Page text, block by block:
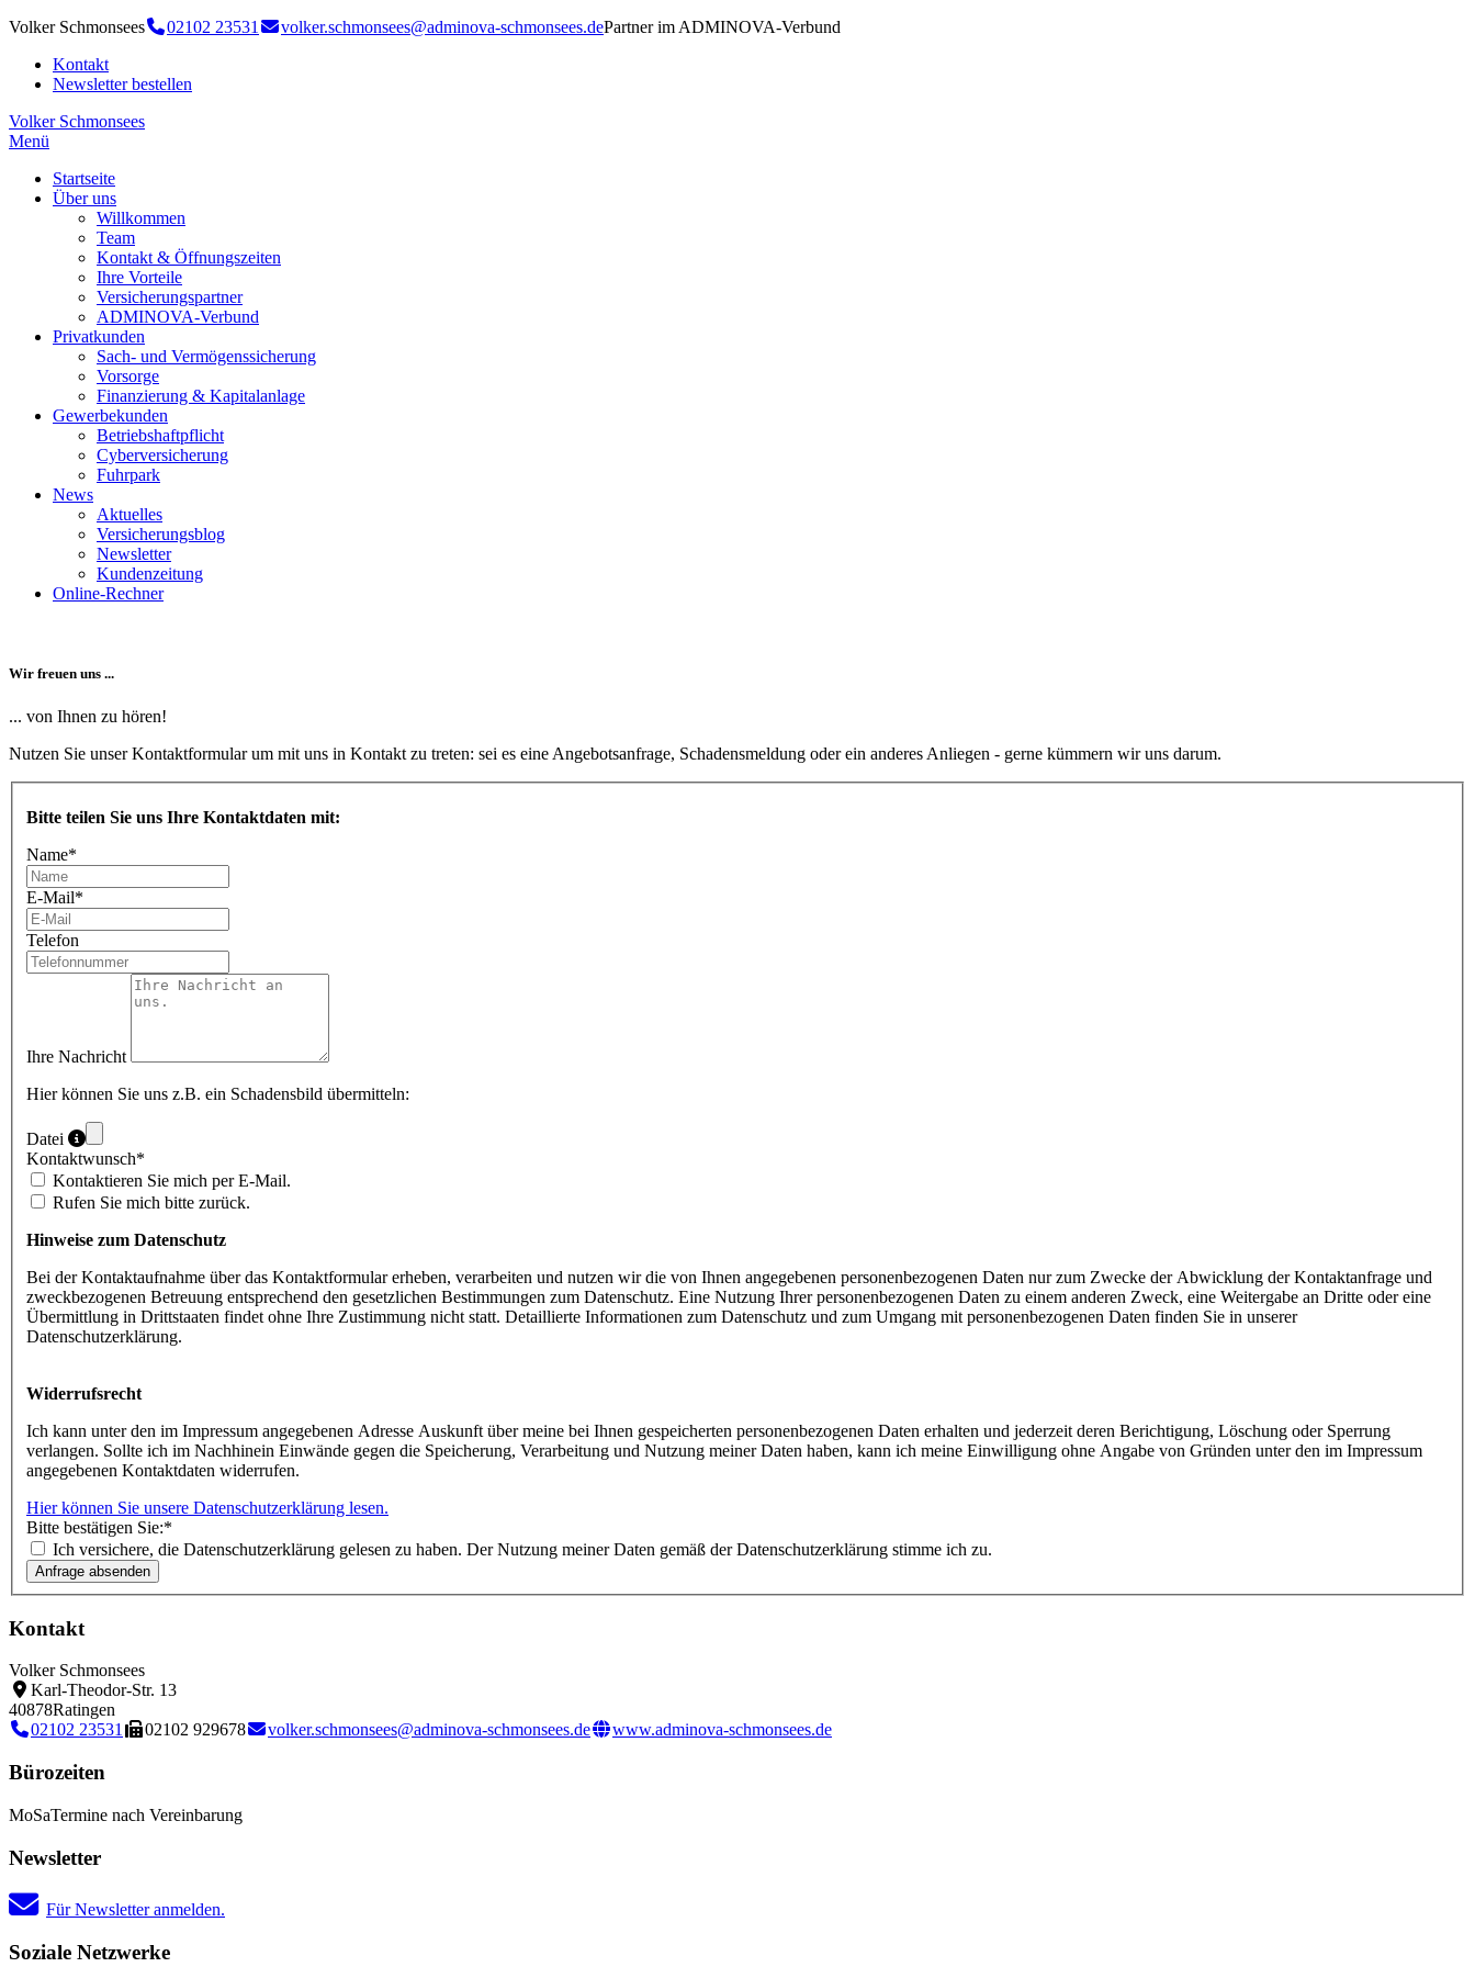
Volker Schmonsees 02102 23531 volker.schmonsees@adminova-schmonsees.dePartner im ADMINOVA-Verbund
Kontakt
Newsletter bestellen
Volker Schmonsees
Menü
Startseite
Über uns
Willkommen
Team
Kontakt & Öffnungszeiten
Ihre Vorteile
Versicherungspartner
ADMINOVA-Verbund
Privatkunden
Sach- und Vermögenssicherung
Vorsorge
Finanzierung & Kapitalanlage
Gewerbekunden
Betriebshaftpflicht
Cyberversicherung
Fuhrpark
News
Aktuelles
Versicherungsblog
Newsletter
Kundenzeitung
Online-Rechner
Wir freuen uns ...
... von Ihnen zu hören!
Nutzen Sie unser Kontaktformular um mit uns in Kontakt zu treten: sei es eine Angebotsanfrage, Schadensmeldung oder ein anderes Anliegen - gerne kümmern wir uns darum.
Bitte teilen Sie uns Ihre Kontaktdaten mit:
Name*
E-Mail*
Telefon
Ihre Nachricht
Hier können Sie uns z.B. ein Schadensbild übermitteln:
Datei
Kontaktwunsch*
Kontaktieren Sie mich per E-Mail.
Rufen Sie mich bitte zurück.
Hinweise zum Datenschutz
Bei der Kontaktaufnahme über das Kontaktformular erheben, verarbeiten und nutzen wir die von Ihnen angegebenen personenbezogenen Daten nur zum Zwecke der Abwicklung der Kontaktanfrage und
zweckbezogenen Betreuung entsprechend den gesetzlichen Bestimmungen zum Datenschutz. Eine Nutzung Ihrer personenbezogenen Daten zu einem anderen Zweck, eine Weitergabe an Dritte oder eine
Übermittlung in Drittstaaten findet ohne Ihre Zustimmung nicht statt. Detaillierte Informationen zum Datenschutz und zum Umgang mit personenbezogenen Daten finden Sie in unserer
Datenschutzerklärung.
Widerrufsrecht
Ich kann unter den im Impressum angegebenen Adresse Auskunft über meine bei Ihnen gespeicherten personenbezogenen Daten erhalten und jederzeit deren Berichtigung, Löschung oder Sperrung
verlangen. Sollte ich im Nachhinein Einwände gegen die Speicherung, Verarbeitung und Nutzung meiner Daten haben, kann ich meine Einwilligung ohne Angabe von Gründen unter den im Impressum
angegebenen Kontaktdaten widerrufen.
Hier können Sie unsere Datenschutzerklärung lesen.
Bitte bestätigen Sie:*
Ich versichere, die Datenschutzerklärung gelesen zu haben. Der Nutzung meiner Daten gemäß der Datenschutzerklärung stimme ich zu.
Kontakt
Volker Schmonsees
Karl-Theodor-Str. 13
40878Ratingen
02102 23531
02102 929678 volker.schmonsees@adminova-schmonsees.de www.adminova-schmonsees.de
Bürozeiten
MoSaTermine nach Vereinbarung
Newsletter
Für Newsletter anmelden.
Soziale Netzwerke